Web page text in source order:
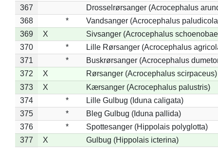
367
Drosselrørsanger (Acrocephalus
368
*
Vandsanger (Acrocephalus
369
X
Sivsanger (Acrocephalus
370
*
Lille Rørsanger (Acrocephalus
371
*
Buskrørsanger (Acrocephalus
372
X
Rørsanger (Acrocephalus scirpaceus)
373
X
Kærsanger (Acrocephalus palustris)
374
*
Lille Gulbug (Iduna caligata)
375
*
Bleg Gulbug (Iduna pallida)
376
*
Spottesanger (Hippolais polyglotta)
377
X
Gulbug (Hippolais icterina)